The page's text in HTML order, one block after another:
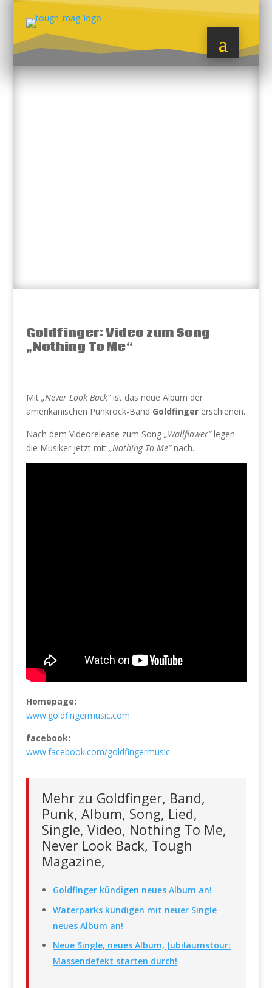
Goldfinger: Video zum Song
„Nothing To Me“
Mit „Never Look Back“ist das neue Album der
amerikanischen Punkrock-Band Goldfingererschienen.
Nach dem Videorelease zum Song „Wallflower“legen
die Musiker jetzt mit „Nothing To Me“nach.
Homepage:
www.goldfingermusic.com
facebook:
www.facebook.com/goldfingermusic
Mehr zu Goldfinger, Band,
Punk, Album, Song, Lied,
Single, Video, Nothing To Me,
Never Look Back, Tough
Magazine,
Goldfinger kündigen neues Album an!
Waterparks kündigen mit neuer Single
neues Album an!
Neue Single, neues Album, Jubiläumstour:
Massendefekt starten durch!